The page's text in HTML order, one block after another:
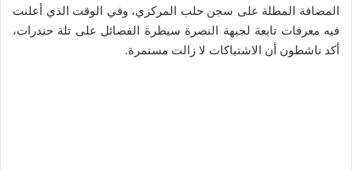
المضافة المطلة على سجن حلب المركزي، وفي الوقت الذي أعلنت
فيه معرفات تابعة لجبهة النصرة سيطرة الفصائل على تلة حندرات،
أكد ناشطون أن الاشتباكات لا زالت مستمرة.